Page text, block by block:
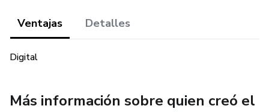
Ventajas Detalles
Digital
Más información sobre quien creó el